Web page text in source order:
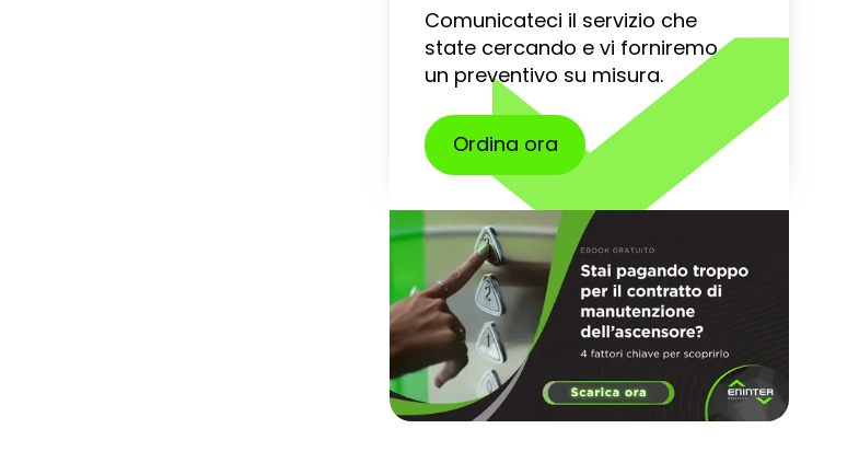
Comunicateci il servizio che
state cercando e vi forniremo
un preventivo su misura.
Ordina ora